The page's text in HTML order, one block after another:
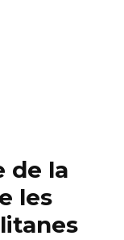
de la
les